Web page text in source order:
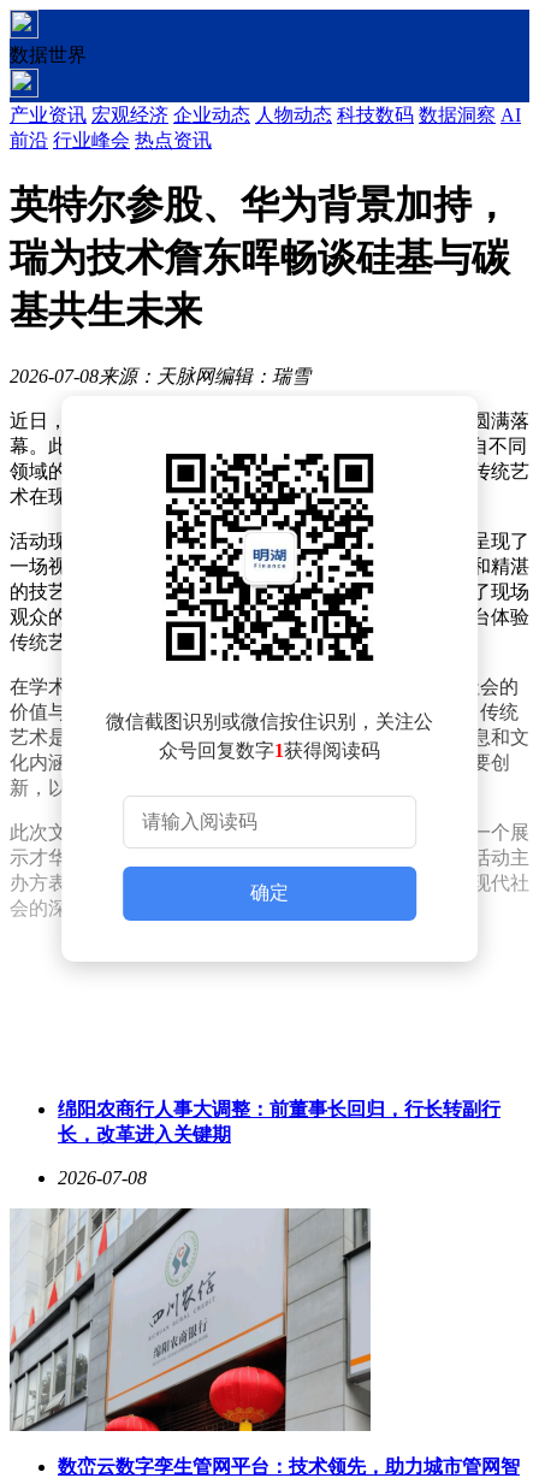
数据世界
产业资讯 宏观经济 企业动态 人物动态 科技数码 数据洞察 AI
前沿 行业峰会 热点资讯
英特尔参股、华为背景加持，
瑞为技术詹东晖畅谈硅基与碳
基共生未来
2026-07-08来源：天脉网编辑：瑞雪
近日，一场别开生面的文化交流活动在某城市艺术中心圆满落
幕。此次活动以“传统与现代的对话”为主题，吸引了来自不同
领域的艺术家、学者及文化爱好者齐聚一堂，共同探讨传统艺
术在现代社会中的传承与创新。
活动现场，传统戏曲表演与现代舞蹈巧妙融合，为观众呈现了
一场视觉与听觉的双重盛宴。艺术家们通过独特的编排和精湛
的技艺，展现了传统艺术与现代元素的完美结合，赢得了现场
观众的阵阵掌声。活动还设置了互动环节，邀请观众上台体验
传统艺术的魅力，进一步拉近了艺术与大众的距离。
在学术交流环节，多位知名学者围绕“传统艺术在现代社会的
价值与挑战”这一话题展开了深入讨论。他们一致认为，传统
艺术是民族文化的重要组成部分，承载着丰富的历史信息和文
化内涵。在现代社会中，传统艺术不仅需要传承，更需要创
新，以适应时代的发展和人们审美需求的变化。
此次文化交流活动的成功举办，不仅为艺术家们提供了一个展
示才华的平台，也为观众带来了一场难忘的文化体验。活动主
办方表示，未来将继续举办类似活动，推动传统艺术与现代社
会的深度融合，为传承和弘扬民族文化贡献力量。
微信截图识别或微信按住识别，关注公
众号回复数字1获得阅读码
确定
绵阳农商行人事大调整：前董事长回归，行长转副行
长，改革进入关键期
2026-07-08
数峦云数字孪生管网平台：技术领先，助力城市管网智